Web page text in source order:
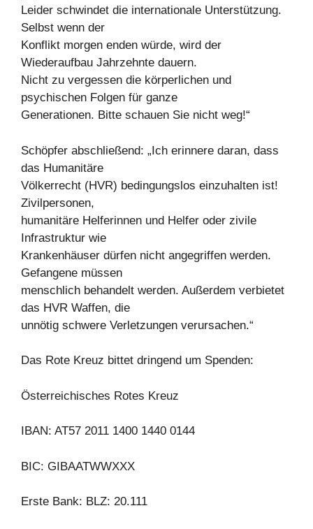
Leider schwindet die internationale Unterstützung.
Selbst wenn der
Konflikt morgen enden würde, wird der
Wiederaufbau Jahrzehnte dauern.
Nicht zu vergessen die körperlichen und
psychischen Folgen für ganze
Generationen. Bitte schauen Sie nicht weg!“
Schöpfer abschließend: „Ich erinnere daran, dass
das Humanitäre
Völkerrecht (HVR) bedingungslos einzuhalten ist!
Zivilpersonen,
humanitäre Helferinnen und Helfer oder zivile
Infrastruktur wie
Krankenhäuser dürfen nicht angegriffen werden.
Gefangene müssen
menschlich behandelt werden. Außerdem verbietet
das HVR Waffen, die
unnötig schwere Verletzungen verursachen.“
Das Rote Kreuz bittet dringend um Spenden:
Österreichisches Rotes Kreuz
IBAN: AT57 2011 1400 1440 0144
BIC: GIBAATWWXXX
Erste Bank: BLZ: 20.111